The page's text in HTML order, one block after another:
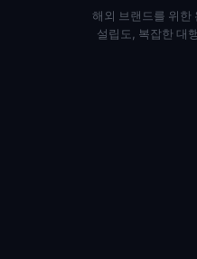
해외 브랜드를 위한
설립도, 복잡한 대